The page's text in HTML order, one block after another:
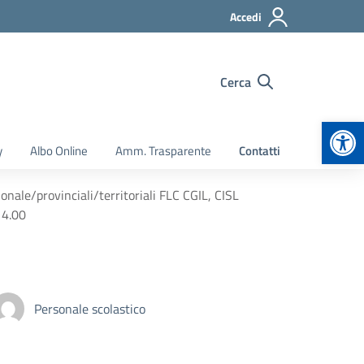
Accedi
Cerca
Albo Online Amm. Trasparente Contatti
provinciali/territoriali FLC CGIL, CISL
Personale scolastico